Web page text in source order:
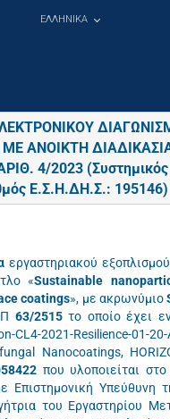
ΕΛΛΗΝΙΚΑ
ΑΝΟΙΚΤΗ
4/2023
Ε.Σ.Η.ΔΗ.Σ.: 195146)
εργαστηριακού
«Sustainable
coatings», με ακρωνύμιο
63/2515το οποίο έχει
2021-Resilience-01-20-
Nanocoatings,
που υλοποιείται
Επιστημονική Υπεύθυνη
του Εργαστηρίου